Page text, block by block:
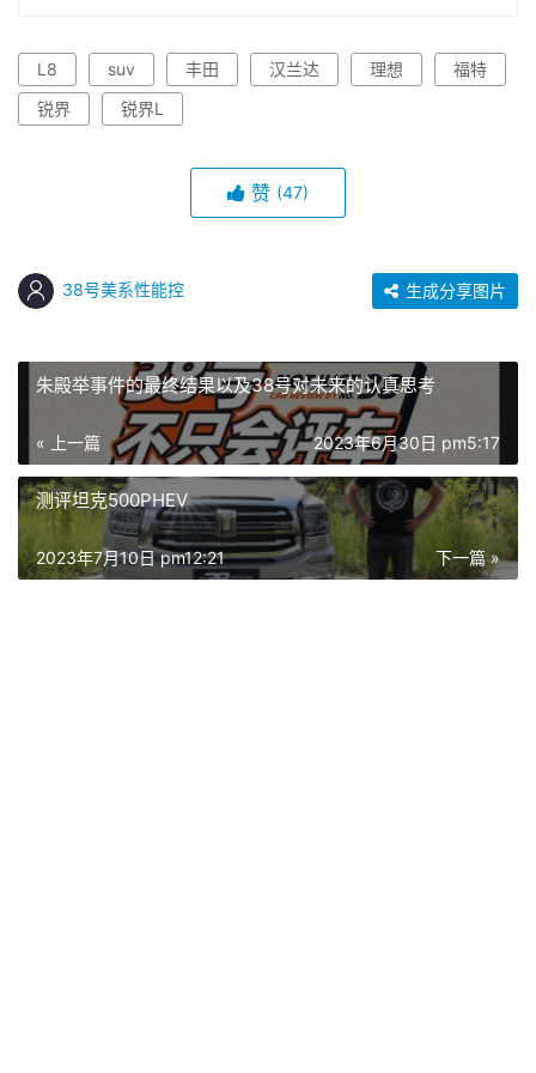
L8 suv 丰田 汉兰达 理想
福特
锐界
锐界L
赞 (47)
38号美系性能控 生成分享图片
朱殿举事件的最终结果以及38号对未来的认真思考
« 上一篇 2023年6月30日 pm5:17
测评坦克500PHEV
下一篇 »
2023年7月10日 pm12:21